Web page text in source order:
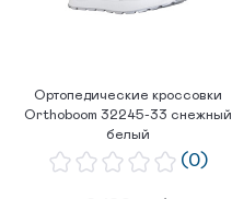
Ортопедические кроссовки
Orthoboom 32245-33 снежный
белый
(0)